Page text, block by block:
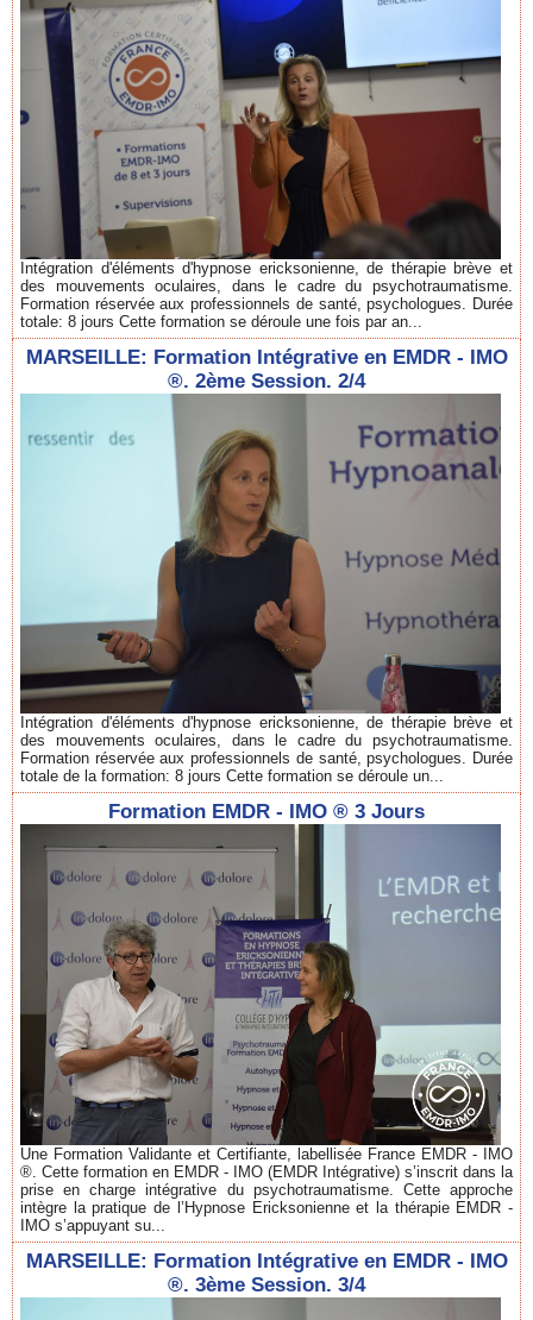
Intégration d'éléments d'hypnose ericksonienne, de thérapie brève et
des mouvements oculaires, dans le cadre du psychotraumatisme.
Formation réservée aux professionnels de santé, psychologues. Durée
totale: 8 jours Cette formation se déroule une fois par an...
MARSEILLE: Formation Intégrative en EMDR - IMO
®. 2ème Session. 2/4
Intégration d'éléments d'hypnose ericksonienne, de thérapie brève et
des mouvements oculaires, dans le cadre du psychotraumatisme.
Formation réservée aux professionnels de santé, psychologues. Durée
totale de la formation: 8 jours Cette formation se déroule un...
Formation EMDR - IMO ® 3 Jours
Une Formation Validante et Certifiante, labellisée France EMDR - IMO
®. Cette formation en EMDR - IMO (EMDR Intégrative) s’inscrit dans la
prise en charge intégrative du psychotraumatisme. Cette approche
intègre la pratique de l’Hypnose Ericksonienne et la thérapie EMDR -
IMO s’appuyant su...
MARSEILLE: Formation Intégrative en EMDR - IMO
®. 3ème Session. 3/4